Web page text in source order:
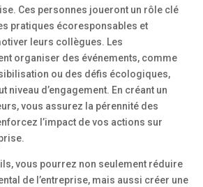
Ces personnes joueront un rôle clé
pratiques écoresponsables et
leurs collègues. Les
organiser des événements, comme
ou des défis écologiques,
niveau d’engagement. En créant un
vous assurez la pérennité des
l’impact de vos actions sur
vous pourrez non seulement réduire
de l’entreprise, mais aussi créer une